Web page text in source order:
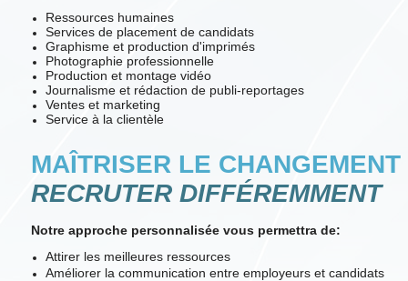
Ressources humaines
Services de placement de candidats
Graphisme et production d'imprimés
Photographie professionnelle
Production et montage vidéo
Journalisme et rédaction de publi-reportages
Ventes et marketing
Service à la clientèle
MAÎTRISER LE CHANGEMENT
RECRUTER DIFFÉREMMENT
Notre approche personnalisée vous permettra de:
Attirer les meilleures ressources
Améliorer la communication entre employeurs et candidats